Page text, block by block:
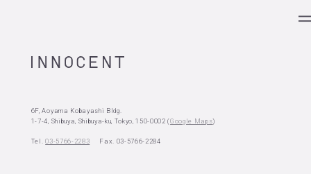
6F, Aoyama Kobayashi Bldg.
1-7-4, Shibuya, Shibuya-ku, Tokyo,150-0002 (Google Maps)
Tel.03-5766-2283 Fax. 03-5766-2284